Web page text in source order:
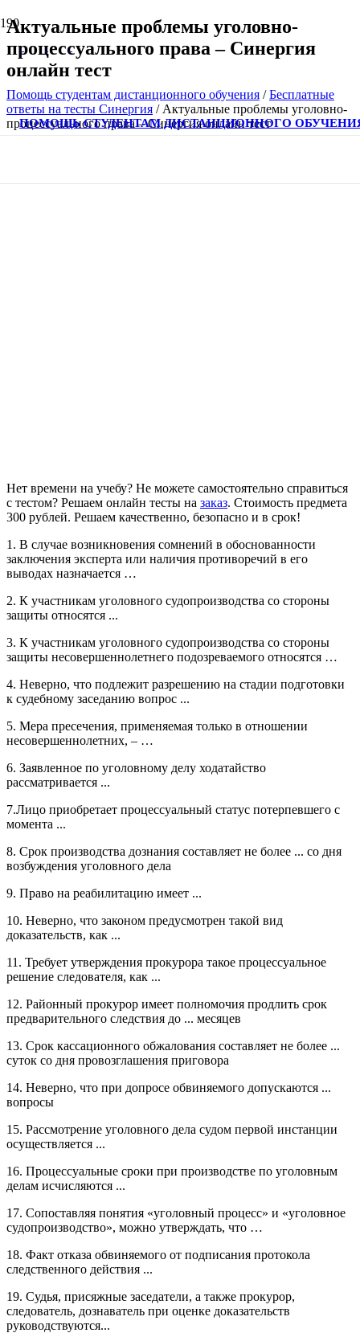
ПОМОЩЬ СТУДЕНТАМ ДИСТАНЦИОННОГО
Актуальные проблемы уголовно-
процессуального права – Синергия
онлайн тест
Помощь студентам дистанционного обучения /Бесплатные
ответы на тесты Синергия / Актуальные проблемы уголовно-
процессуального права – Синергия онлайн тест
Нет времени на учебу? Не можете самостоятельно справиться
с тестом? Решаем онлайн тесты на заказ. Стоимость предмета
300 рублей. Решаем качественно, безопасно и в срок!
1. В случае возникновения сомнений в обоснованности
заключения эксперта или наличия противоречий в его
выводах назначается …
2. К участникам уголовного судопроизводства со стороны
защиты относятся ...
3. К участникам уголовного судопроизводства со стороны
защиты несовершеннолетнего подозреваемого относятся …
4. Неверно, что подлежит разрешению на стадии подготовки
к судебному заседанию вопрос ...
5. Мера пресечения, применяемая только в отношении
несовершеннолетних, – …
6. Заявленное по уголовному делу ходатайство
рассматривается ...
7.Лицо приобретает процессуальный статус потерпевшего с
момента ...
8. Срок производства дознания составляет не более ... со дня
возбуждения уголовного дела
9. Право на реабилитацию имеет ...
10. Неверно, что законом предусмотрен такой вид
доказательств, как ...
11. Требует утверждения прокурора такое процессуальное
решение следователя, как ...
12. Районный прокурор имеет полномочия продлить срок
предварительного следствия до ... месяцев
13. Срок кассационного обжалования составляет не более ...
суток со дня провозглашения приговора
14. Неверно, что при допросе обвиняемого допускаются ...
вопросы
15. Рассмотрение уголовного дела судом первой инстанции
осуществляется ...
16. Процессуальные сроки при производстве по уголовным
делам исчисляются ...
17. Сопоставляя понятия «уголовный процесс» и «уголовное
судопроизводство», можно утверждать, что …
18. Факт отказа обвиняемого от подписания протокола
следственного действия ...
19. Судья, присяжные заседатели, а также прокурор,
следователь, дознаватель при оценке доказательств
руководствуются...